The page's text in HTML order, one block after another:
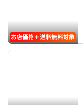
お店価格＋送料無料対象